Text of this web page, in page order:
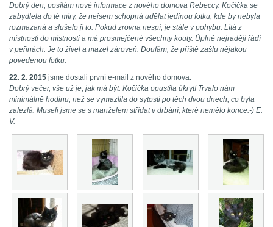
Dobrý den, posílám nové informace z nového domova Rebeccy. Kočička se
zabydlela do té míry, že nejsem schopná udělat jedinou fotku, kde by nebyla
rozmazaná a slušelo jí to. Pokud zrovna nespí, je stále v pohybu. Lítá z
místnosti do místnosti a má prosmejčené všechny kouty. Úplně nejraději řádí
v peřinách. Je to živel a mazel zároveň. Doufám, že příště zašlu nějakou
povedenou fotku.
22. 2. 2015 jsme dostali první e-mail z nového domova.
Dobrý večer, vše už je, jak má být. Kočička opustila úkryt! Trvalo nám
minimálně hodinu, než se vymazlila do sytosti po těch dvou dnech, co byla
zalezlá. Museli jsme se s manželem střídat v drbání, které nemělo konce:-) E.
V.